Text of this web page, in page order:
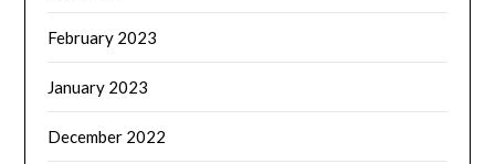
February 2023
January 2023
December 2022